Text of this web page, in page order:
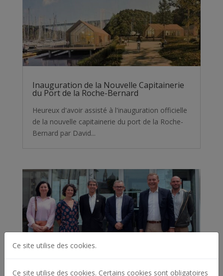
Inauguration de la Nouvelle Capitainerie
du Port de la Roche-Bernard
Heureux d'avoir assisté à l'inauguration officielle
de la nouvelle capitainerie du port de la Roche-
Bernard par David...
Ce site utilise des cookies.
Ce site utilise des cookies. Certains cookies sont obligatoires